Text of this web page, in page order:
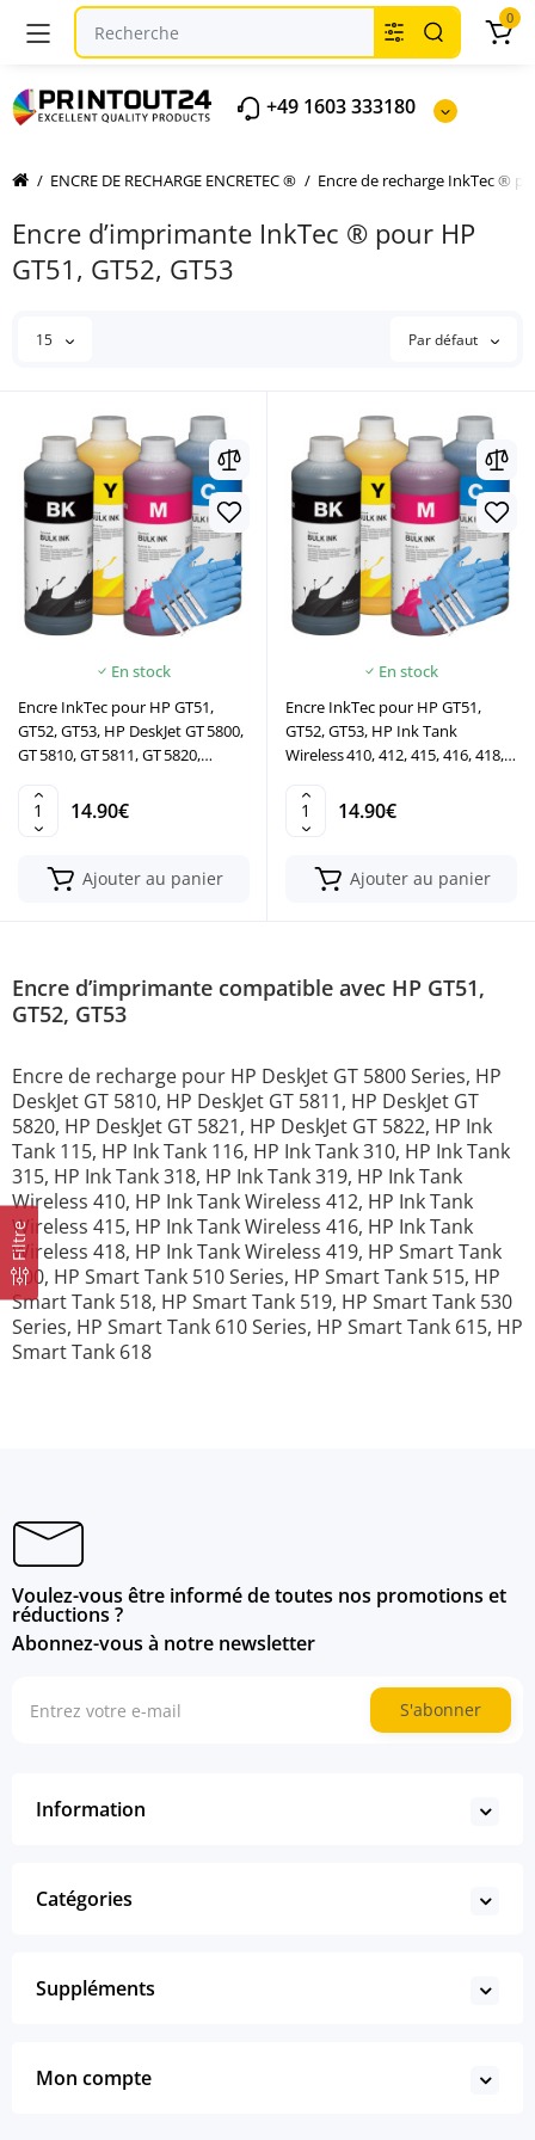
+49 1603 333180
0
ENCRE DE RECHARGE ENCRETEC ® Encre de recharge InkTec ®
Filtre
Encre d’imprimante InkTec ® pour HP
GT51, GT52, GT53
15 Par défaut
En stock
Encre InkTec pour HP GT51,
GT52, GT53, HP DeskJet GT 5800,
GT 5810, GT 5811, GT 5820,
Tank 115, 116, 310, 315, 318, 319
14.90€
Ajouter au panier
En stock
Encre InkTec pour HP GT51,
GT52, GT53, HP Ink Tank
Wireless 410, 412, 415, 416, 418,
515, 518, 519 530, 610, 615, 618
14.90€
Ajouter au panier
Encre d’imprimante compatible avec HP GT51,
GT52, GT53
Encre de recharge pour HP DeskJet GT 5800 Series, HP
DeskJet GT 5810, HP DeskJet GT 5811, HP DeskJet GT
5820, HP DeskJet GT 5821, HP DeskJet GT 5822, HP Ink
Tank 115, HP Ink Tank 116, HP Ink Tank 310, HP Ink Tank
315, HP Ink Tank 318, HP Ink Tank 319, HP Ink Tank
Wireless 410, HP Ink Tank Wireless 412, HP Ink Tank
Wireless 415, HP Ink Tank Wireless 416, HP Ink Tank
Wireless 418, HP Ink Tank Wireless 419, HP Smart Tank
500, HP Smart Tank 510 Series, HP Smart Tank 515, HP
Smart Tank 518, HP Smart Tank 519, HP Smart Tank 530
Series, HP Smart Tank 610 Series, HP Smart Tank 615, HP
Smart Tank 618
Voulez-vous être informé de toutes nos promotions et
réductions ?
Abonnez-vous à notre newsletter
S'abonner
Information
Catégories
Suppléments
Mon compte